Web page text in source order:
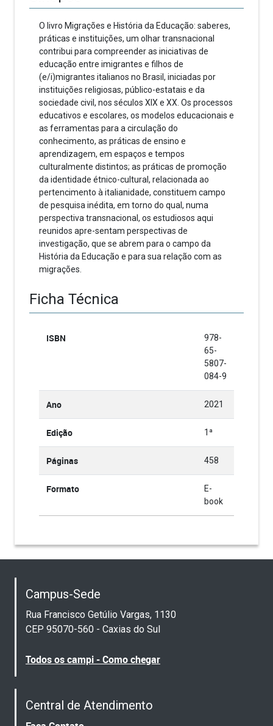
O livro Migrações e História da Educação: saberes,
práticas e instituições, um olhar transnacional
contribui para compreender as iniciativas de
educação entre imigrantes e filhos de
(e/i)migrantes italianos no Brasil, iniciadas por
instituições religiosas, público-estatais e da
sociedade civil, nos séculos XIX e XX. Os processos
educativos e escolares, os modelos educacionais e
as ferramentas para a circulação do
conhecimento, as práticas de ensino e
aprendizagem, em espaços e tempos
culturalmente distintos; as práticas de promoção
da identidade étnico-cultural, relacionada ao
pertencimento à italianidade, constituem campo
de pesquisa inédita, em torno do qual, numa
perspectiva transnacional, os estudiosos aqui
reunidos apre-sentam perspectivas de
investigação, que se abrem para o campo da
História da Educação e para sua relação com as
migrações.
Ficha Técnica
ISBN
978-
65-
5807-
084-9
Ano 2021
Edição 1ª
Páginas 458
Formato
E-
book
Campus-Sede
Rua Francisco Getúlio Vargas, 1130
CEP 95070-560 - Caxias do Sul
Todos os campi - Como chegar
Central de Atendimento